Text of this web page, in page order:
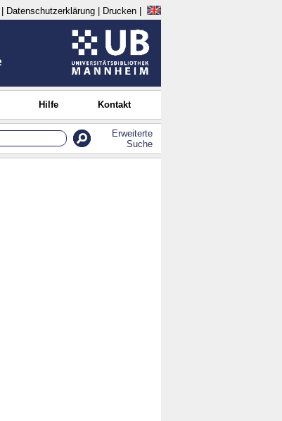
Datenschutzerklärung Drucken
Hilfe Kontakt
Erweiterte
Suche